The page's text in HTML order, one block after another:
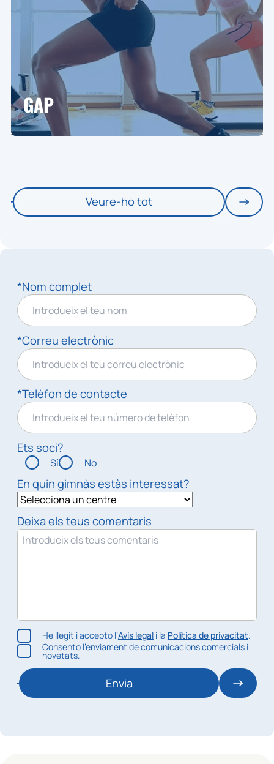
GAP
Veure-ho tot
*Nom complet
*Correu electrònic
*Telèfon de contacte
Ets soci?
Sí No
En quin gimnàs estàs interessat?
Deixa els teus comentaris
He llegit i accepto l’Avís legali la Política de privacitat.
Consento l’enviament de comunicacions comercials i
novetats.
Envia